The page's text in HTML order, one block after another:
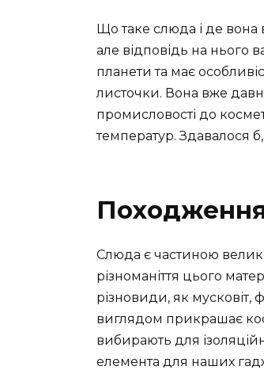
Що таке слюда і де вона
але відповідь на нього
планети та має
листочки. Вона вже
промисловості до
температур. Здавалося
Слюда є частиною
різноманіття цього
різновиди, як мусковіт,
виглядом прикрашає
вибирають для
елемента для наших